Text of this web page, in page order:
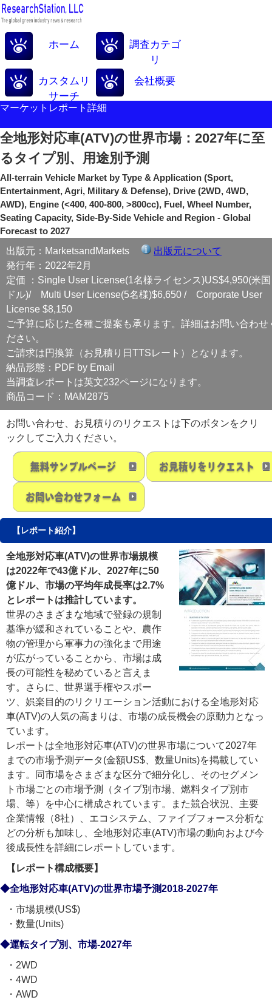
ホーム
調査カテゴ
リ
カスタムリ
サーチ
会社概要
マーケットレポート詳細
全地形対応車(ATV)の世界市場：2027年に至
るタイプ別、用途別予測
All-terrain Vehicle Market by Type & Application (Sport,
Entertainment, Agri, Military & Defense), Drive (2WD, 4WD,
AWD), Engine (<400, 400-800, >800cc), Fuel, Wheel Number,
Seating Capacity, Side-By-Side Vehicle and Region - Global
Forecast to 2027
出版元：MarketsandMarkets
出版元について
発行年：2022年2月
定価 ：Single User License(1名様ライセンス)US$4,950(米国
ドル)/ Multi User License(5名様)$6,650 / Corporate User
License $8,150
ご予算に応じた各種ご提案も承ります。詳細はお問い合わせ
ださい。
ご請求は円換算（お見積り日TTSレート）となります。
納品形態：PDF by Email
当調査レポートは英文232ページになります。
商品コード：MAM2875
お問い合わせ、お見積りのリクエストは下のボタンをクリ
ックしてご入力ください。
【レポート紹介】
全地形対応車(ATV)の世界市場規模
は2022年で43億ドル、2027年に50
億ドル、市場の平均年成長率は2.7%
とレポートは推計しています。
世界のさまざまな地域で登録の規制
基準が緩和されていることや、農作
物の管理から軍事力の強化まで用途
が広がっていることから、市場は成
長の可能性を秘めていると言えま
す。さらに、世界選手権やスポー
ツ、娯楽目的のリクリエーション活動における全地形対応
車(ATV)の人気の高まりは、市場の成長機会の原動力となっ
ています。
レポートは全地形対応車(ATV)の世界市場について2027年
までの市場予測データ(金額US$、数量Units)を掲載してい
ます。同市場をさまざまな区分で細分化し、そのセグメン
ト市場ごとの市場予測（タイプ別市場、燃料タイプ別市
場、等）を中心に構成されています。また競合状況、主要
企業情報（8社）、エコシステム、ファイブフォース分析な
どの分析も加味し、全地形対応車(ATV)市場の動向および今
後成長性を詳細にレポートしています。
【レポート構成概要】
◆全地形対応車(ATV)の世界市場予測2018-2027年
・市場規模(US$)
・数量(Units)
◆運転タイプ別、市場-2027年
・2WD
・4WD
・AWD